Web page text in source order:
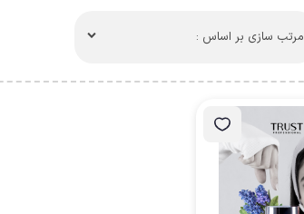
مرتب سازی بر اساس :